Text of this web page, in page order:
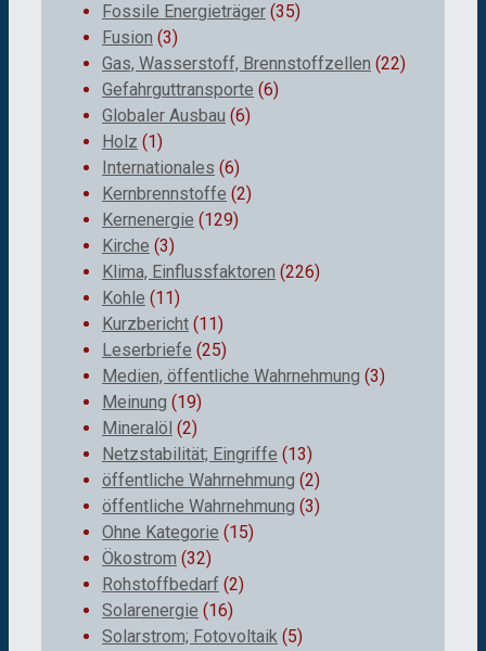
Fossile Energieträger (35)
Fusion (3)
Gas, Wasserstoff, Brennstoffzellen (22)
Gefahrguttransporte (6)
Globaler Ausbau (6)
Holz (1)
Internationales (6)
Kernbrennstoffe (2)
Kernenergie (129)
Kirche (3)
Klima, Einflussfaktoren (226)
Kohle (11)
Kurzbericht (11)
Leserbriefe (25)
Medien, öffentliche Wahrnehmung (3)
Meinung (19)
Mineralöl (2)
Netzstabilität; Eingriffe (13)
öffentliche Wahrnehmung (2)
öffentliche Wahrnehmung (3)
Ohne Kategorie (15)
Ökostrom (32)
Rohstoffbedarf (2)
Solarenergie (16)
Solarstrom; Fotovoltaik (5)